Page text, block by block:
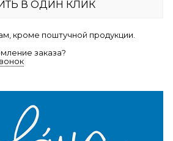
В ОДИН КЛИК
кроме поштучной продукции.
заказа?